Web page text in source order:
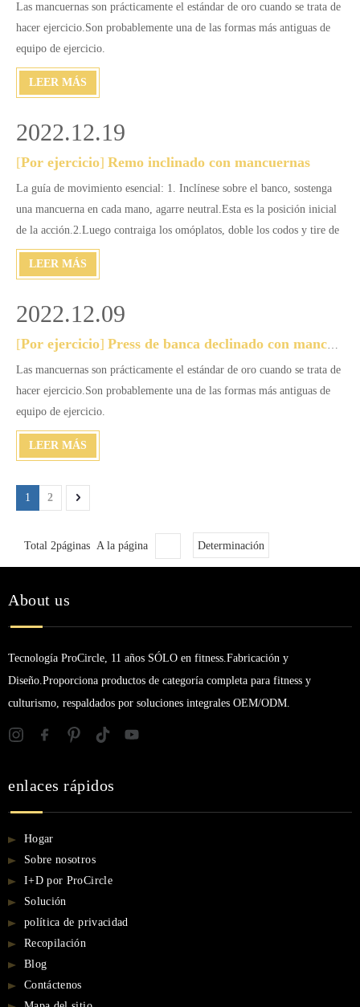
Las mancuernas son prácticamente el estándar de oro cuando se trata de
hacer ejercicio.Son probablemente una de las formas más antiguas de
equipo de ejercicio.
LEER MÁS
[Por ejercicio] Remo inclinado con mancuernas
La guía de movimiento esencial: 1. Inclínese sobre el banco, sostenga
una mancuerna en cada mano, agarre neutral.Esta es la posición inicial
de la acción.2.Luego contraiga los omóplatos, doble los codos y tire de
las mancuernas hacia los costados.3.Manténgase en la cima y regrese
2022.12.19
LEER MÁS
[Por ejercicio] Press de banca declinado con mancuernas
Las mancuernas son prácticamente el estándar de oro cuando se trata de
hacer ejercicio.Son probablemente una de las formas más antiguas de
equipo de ejercicio.
2022.12.09
LEER MÁS
1 2
Total 2páginas A la página Determinación
About us
Tecnología ProCircle, 11 años SÓLO en fitness.Fabricación y
Diseño.Proporciona productos de categoría completa para fitness y
culturismo, respaldados por soluciones integrales OEM/ODM.
enlaces rápidos
Hogar
Sobre nosotros
I+D por ProCircle
Solución
política de privacidad
Recopilación
Blog
Contáctenos